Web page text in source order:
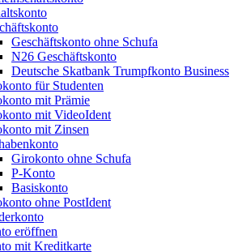
Geschäftskonto ohne Schufa
N26 Geschäftskonto
Deutsche Skatbank Trumpfkonto Business
für Studenten
mit Prämie
mit VideoIdent
mit Zinsen
Girokonto ohne Schufa
P-Konto
Basiskonto
ohne PostIdent
eröffnen
mit Kreditkarte